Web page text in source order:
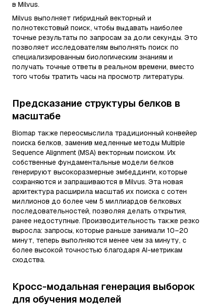
в Milvus.
Milvus выполняет гибридный векторный и
полнотекстовый поиск, чтобы выдавать наиболее
точные результаты по запросам за доли секунды. Это
позволяет исследователям выполнять поиск по
специализированным биологическим знаниям и
получать точные ответы в реальном времени, вместо
того чтобы тратить часы на просмотр литературы.
Предсказание структуры белков в
масштабе
Biomap также переосмыслила традиционный конвейер
поиска белков, заменив медленные методы Multiple
Sequence Alignment (MSA) векторным поиском. Их
собственные фундаментальные модели белков
генерируют высокоразмерные эмбеддинги, которые
сохраняются и запрашиваются в Milvus. Эта новая
архитектура расширила масштаб их поиска с сотен
миллионов до более чем 5 миллиардов белковых
последовательностей, позволяя делать открытия,
ранее недоступные. Производительность также резко
выросла: запросы, которые раньше занимали 10–20
минут, теперь выполняются менее чем за минуту, с
более высокой точностью благодаря AI-метрикам
сходства.
Кросс-модальная генерация выборок
для обучения моделей